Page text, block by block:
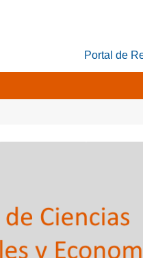
Portal de